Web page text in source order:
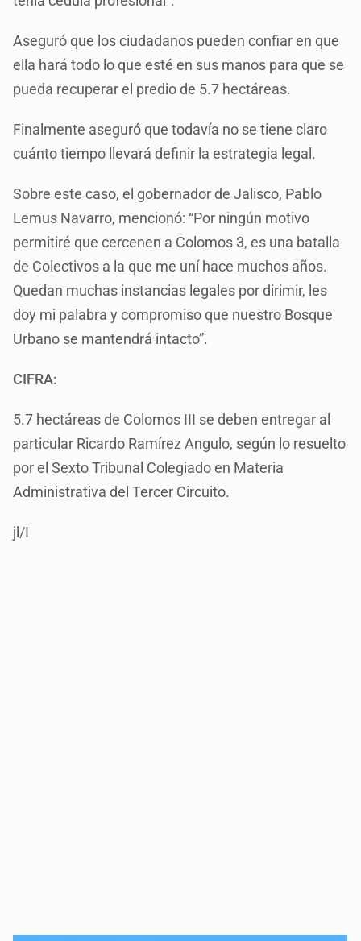
Aseguró que los ciudadanos pueden confiar en que
ella hará todo lo que esté en sus manos para que se
pueda recuperar el predio de 5.7 hectáreas.
Finalmente aseguró que todavía no se tiene claro
cuánto tiempo llevará definir la estrategia legal.
Sobre este caso, el gobernador de Jalisco, Pablo
Lemus Navarro, mencionó: “Por ningún motivo
permitiré que cercenen a Colomos 3, es una batalla
de Colectivos a la que me uní hace muchos años.
Quedan muchas instancias legales por dirimir, les
doy mi palabra y compromiso que nuestro Bosque
Urbano se mantendrá intacto”.
CIFRA:
5.7 hectáreas de Colomos III se deben entregar al
particular Ricardo Ramírez Angulo, según lo resuelto
por el Sexto Tribunal Colegiado en Materia
Administrativa del Tercer Circuito.
jl/I